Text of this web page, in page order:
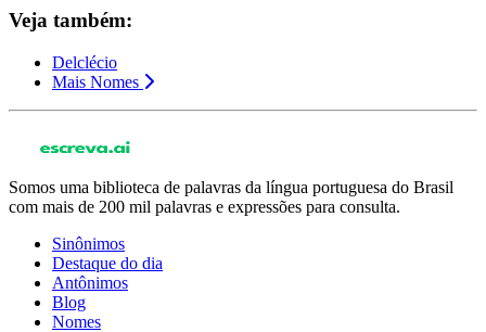
Veja também:
Delclécio
Mais Nomes
Somos uma biblioteca de palavras da língua portuguesa do Brasil
com mais de 200 mil palavras e expressões para consulta.
Sinônimos
Destaque do dia
Antônimos
Blog
Nomes